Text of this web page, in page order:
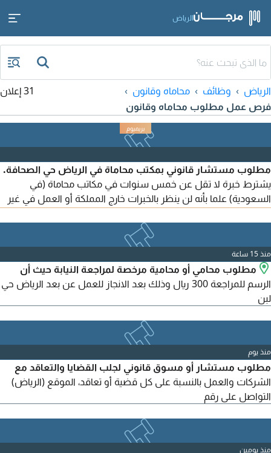
الرياض
الرياض وظائف
محاماه وقانون
فرص عمل مطلوب محاماه وقانون
31 إعلان
مطلوب مستشار قانوني بمكتب محاماة في الرياض حي الصحافة.
يشترط خبرة لا تقل عن خمس سنوات في مكاتب محاماة (في
السعودية) علما بأنه لن ينظر بالخبرات خارج المملكة أو العمل في غير
منذ 15 ساعة
مطلوب محامي أو محامية مرخصة لمراجعة النيابة حيث أن
الرسم للمراجعة 300 ريال وذلك بعد الانجاز للعمل عن بعد الرياض حي
لبن
منذ يوم
مطلوب مستشار أو مسوق قانوني لجلب القضايا والتعاقد مع
الشركات والعمل بالنسبة على كل قضية أو تعاقد، الموقع (الرياض)
التواصل على رقم
منذ يومين